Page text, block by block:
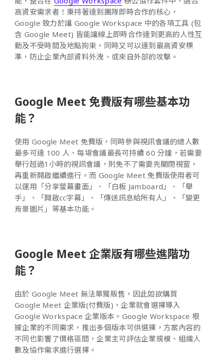
高資安需求者！秉持著達到團隊即時合作的核心，
Google 致力於讓 Google Workspace 中的各項工具 (包
含 Google Meet) 皆能讓線上即時合作達到更高的人性互
動及不受時間及地點拘束，同時又可以達到最高資安標
準，防止企業內部資料外洩、或來自外部的攻擊。
Google Meet 免費版有哪些基本功
能？
使用 Google Meet 免費版，同時參與視訊會議的總人數
最多可達 100 人、每場會議最長可持續 60 分鐘，若需要
舉行超過1小時的視訊會議，則免不了需要先關閉視窗，
再重新開啟繼續進行。而 Google Meet 免費版使用者可
以運用「分享螢幕畫面」、「白板 Jamboard」、「舉
手」、「開啟cc字幕」、「傳送訊息給所有人」、「變更
背景圖片」等基本功能。
Google Meet 企業版有哪些進階功
能？
由於 Google Meet 無法單獨販售，因此如欲購買
Google Meet 企業版(付費版)，企業就會選擇導入
Google Workspace 企業版本。Google Workspace 根
據企業的不同需求，推出多個版本可供選擇，方案內容的
不同也影響了價格區間，企業主可評估企業規模、組織人
數及協作需求進行選擇。